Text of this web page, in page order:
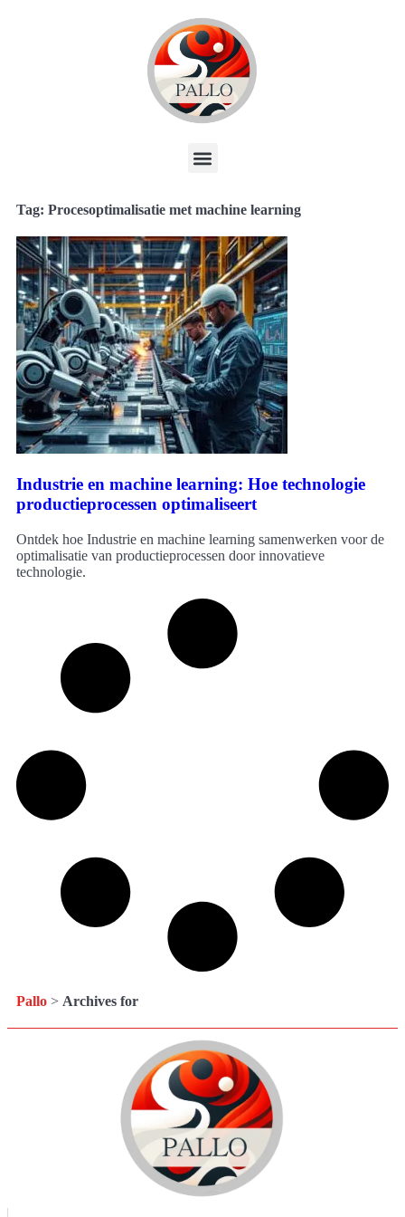
Tag: Procesoptimalisatie met machine learning
Industrie en machine learning: Hoe technologie
productieprocessen optimaliseert
Ontdek hoe Industrie en machine learning samenwerken voor de
optimalisatie van productieprocessen door innovatieve
technologie.
Pallo > Archives for